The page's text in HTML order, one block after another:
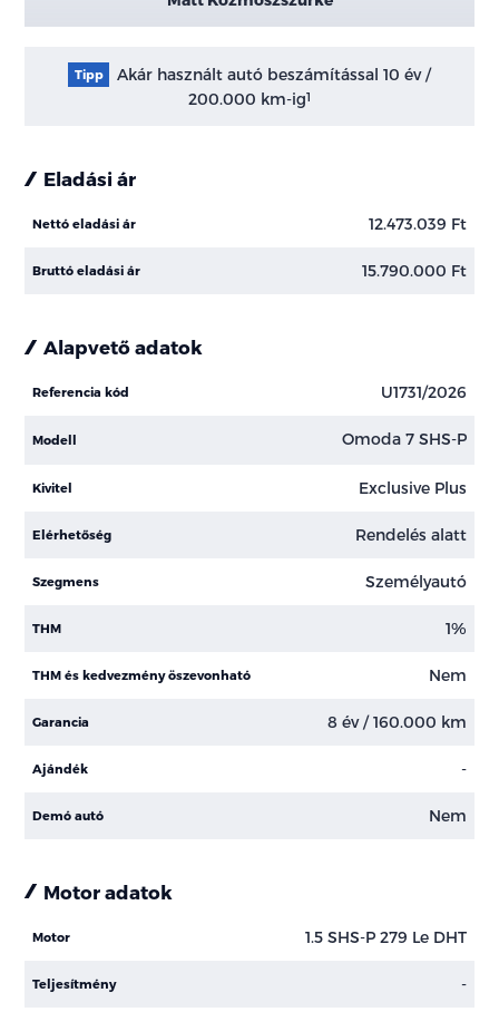
Tipp
Akár használt autó beszámítással 10 év /
200.000 km-ig1
Eladási ár
Nettó eladási ár 12.473.039 Ft
Bruttó eladási ár 15.790.000 Ft
Alapvető adatok
Referencia kód U1731/2026
Modell Omoda 7 SHS-P
Kivitel Exclusive Plus
Elérhetőség Rendelés alatt
Szegmens Személyautó
THM 1%
THM és kedvezmény öszevonható Nem
Garancia 8 év / 160.000 km
Ajándék -
Demó autó Nem
Motor adatok
Motor 1.5 SHS-P 279 Le DHT
Teljesítmény -